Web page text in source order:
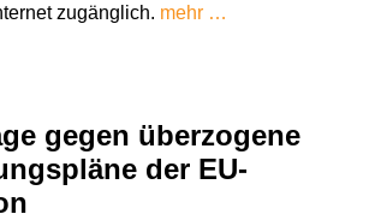
zugänglich. mehr …
gegen überzogene
der EU-